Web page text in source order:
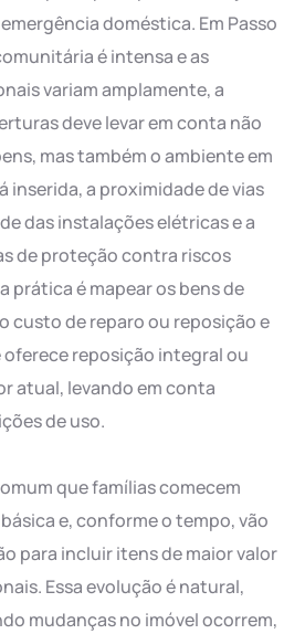
doméstica. Em Passo
é intensa e as
variam amplamente, a
deve levar em conta não
mas também o ambiente em
inserida, a proximidade de vias
das instalações elétricas e a
de proteção contra riscos
prática é mapear os bens de
custo de reparo ou reposição e
oferece reposição integral ou
atual, levando em conta
de uso.
que famílias comecem
e, conforme o tempo, vão
para incluir itens de maior valor
Essa evolução é natural,
mudanças no imóvel ocorrem,